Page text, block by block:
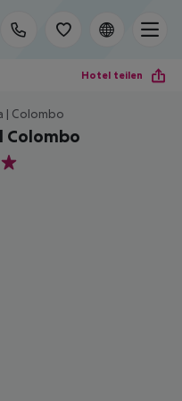
Hotel teilen
| Colombo
Colombo